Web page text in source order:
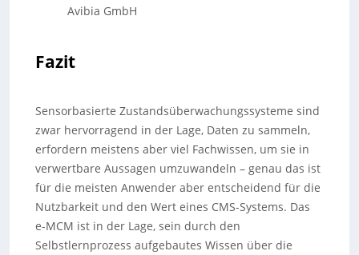
Avibia GmbH
Fazit
Sensorbasierte Zustandsüberwachungssysteme sind
zwar hervorragend in der Lage, Daten zu sammeln,
erfordern meistens aber viel Fachwissen, um sie in
verwertbare Aussagen umzuwandeln – genau das ist
für die meisten Anwender aber entscheidend für die
Nutzbarkeit und den Wert eines CMS-Systems. Das
e-MCM ist in der Lage, sein durch den
Selbstlernprozess aufgebautes Wissen über die